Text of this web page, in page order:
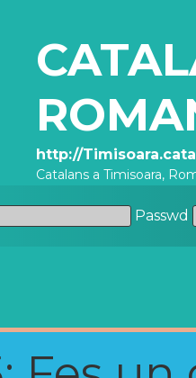
http://
Catalans a Timisoara,
Passwd